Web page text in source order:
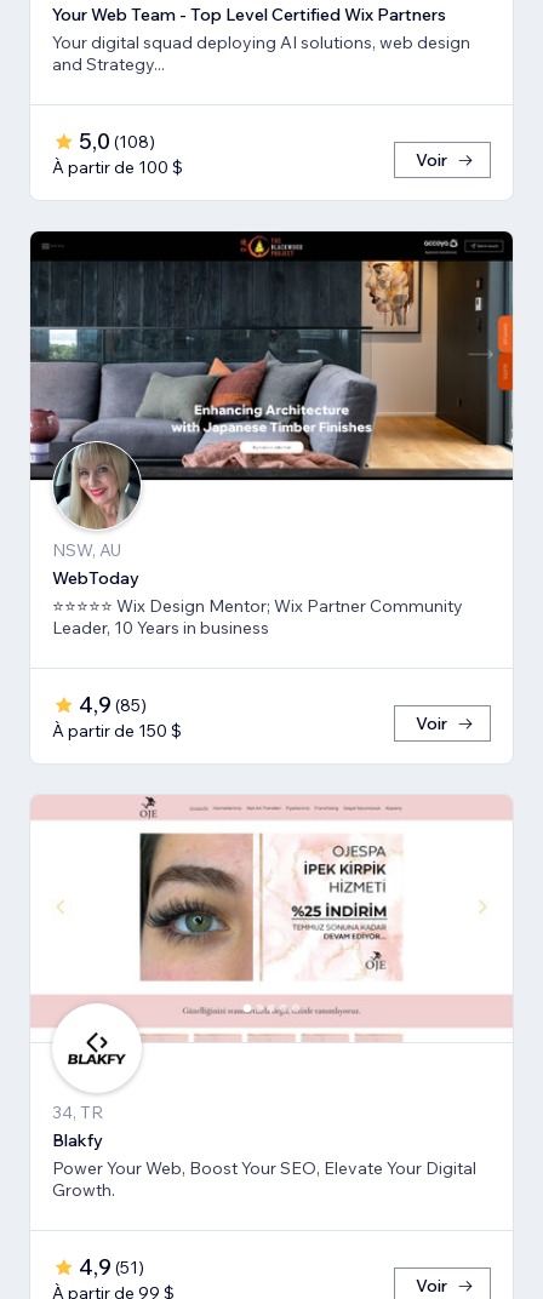
Your Web Team - Top Level Certified Wix Partners
Your digital squad deploying AI solutions, web design
and Strategy...
5,0 (108)
À partir de 100 $
Voir
NSW, AU
WebToday
⭐⭐⭐⭐⭐ Wix Design Mentor; Wix Partner Community
Leader, 10 Years in business
4,9 (85)
À partir de 150 $
Voir
34, TR
Blakfy
Power Your Web, Boost Your SEO, Elevate Your Digital
Growth.
4,9 (51)
À partir de 99 $
Voir